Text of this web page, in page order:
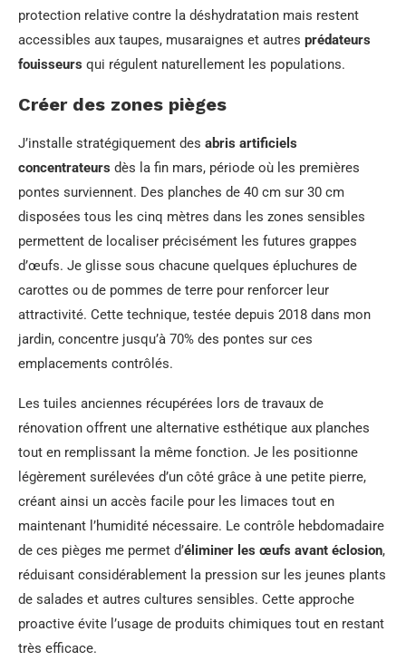
protection relative contre la déshydratation mais restent
accessibles aux taupes, musaraignes et autres prédateurs
fouisseurs qui régulent naturellement les populations.
Créer des zones pièges
J’installe stratégiquement des abris artificiels
concentrateurs dès la fin mars, période où les premières
pontes surviennent. Des planches de 40 cm sur 30 cm
disposées tous les cinq mètres dans les zones sensibles
permettent de localiser précisément les futures grappes
d’œufs. Je glisse sous chacune quelques épluchures de
carottes ou de pommes de terre pour renforcer leur
attractivité. Cette technique, testée depuis 2018 dans mon
jardin, concentre jusqu’à 70% des pontes sur ces
emplacements contrôlés.
Les tuiles anciennes récupérées lors de travaux de
rénovation offrent une alternative esthétique aux planches
tout en remplissant la même fonction. Je les positionne
légèrement surélevées d’un côté grâce à une petite pierre,
créant ainsi un accès facile pour les limaces tout en
maintenant l’humidité nécessaire. Le contrôle hebdomadaire
de ces pièges me permet d’éliminer les œufs avant éclosion,
réduisant considérablement la pression sur les jeunes plants
de salades et autres cultures sensibles. Cette approche
proactive évite l’usage de produits chimiques tout en restant
très efficace.